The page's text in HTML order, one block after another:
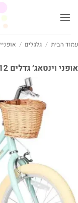
הבית / גלגלים / אופניים
וינטאג׳ גדלים 12 עד 20 אינץ׳